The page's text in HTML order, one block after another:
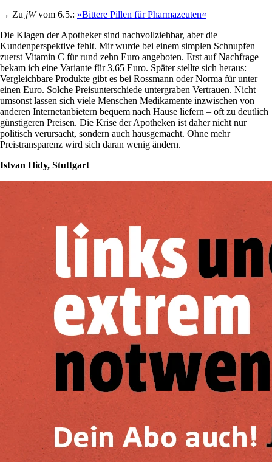
→ Zu jWvom 6.5.: »Bittere Pillen für Pharmazeuten«
Die Klagen der Apotheker sind nachvollziehbar, aber die
Kundenperspektive fehlt. Mir wurde bei einem simplen Schnupfen
zuerst Vitamin C für rund zehn Euro angeboten. Erst auf Nachfrage
bekam ich eine Variante für 3,65 Euro. Später stellte sich heraus:
Vergleichbare Produkte gibt es bei Rossmann oder Norma für unter
einen Euro. Solche Preisunterschiede untergraben Vertrauen. Nicht
umsonst lassen sich viele Menschen Medikamente inzwischen von
anderen Internetanbietern bequem nach Hause liefern – oft zu deutlich
günstigeren Preisen. Die Krise der Apotheken ist daher nicht nur
politisch verursacht, sondern auch hausgemacht. Ohne mehr
Preistransparenz wird sich daran wenig ändern.
Istvan Hidy, Stuttgart